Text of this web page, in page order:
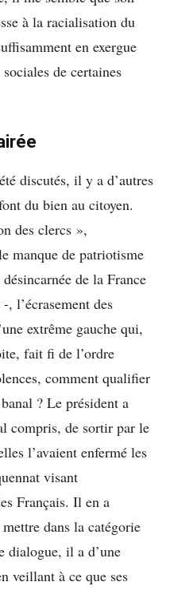
à la racialisation du
en exergue
de certaines
discutés, il y a d’autres
du bien au citoyen.
des clercs »,
manque de patriotisme
de la France
l’écrasement des
extrême gauche qui,
fait fi de l’ordre
comment qualifier
? Le président a
compris, de sortir par le
l’avaient enfermé les
visant
Français. Il en a
dans la catégorie
il a d’une
veillant à ce que ses